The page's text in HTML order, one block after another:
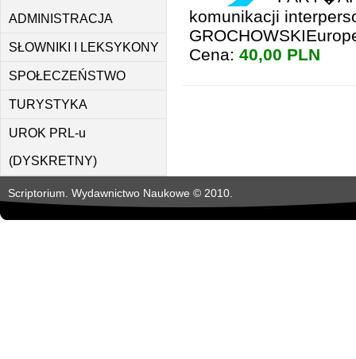
ADMINISTRACJA
SŁOWNIKI I LEKSYKONY
SPOŁECZEŃSTWO
TURYSTYKA
UROK PRL-u
(DYSKRETNY)
komunikacji
Cena: 40,00 PLN
Scriptorium. Wydawnictwo Naukowe © 2010.